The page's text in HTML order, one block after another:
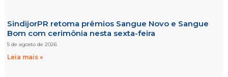
SindijorPR retoma prêmios Sangue Novo e Sangue
Bom com cerimônia nesta sexta-feira
5 de agosto de 2026
Leia mais »